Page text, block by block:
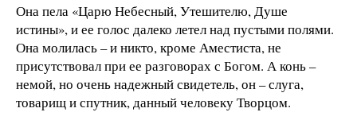
Она пела «Царю Небесный, Утешителю, Душе
истины», и ее голос далеко летел над пустыми полями.
Она молилась – и никто, кроме Аместиста, не
присутствовал при ее разговорах с Богом. А конь –
немой, но очень надежный свидетель, он – слуга,
товарищ и спутник, данный человеку Творцом.